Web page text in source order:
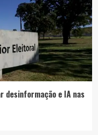
desinformação e IA nas